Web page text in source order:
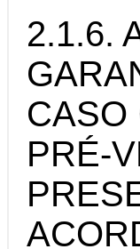
2.1.6.
CASO
PRÉ-